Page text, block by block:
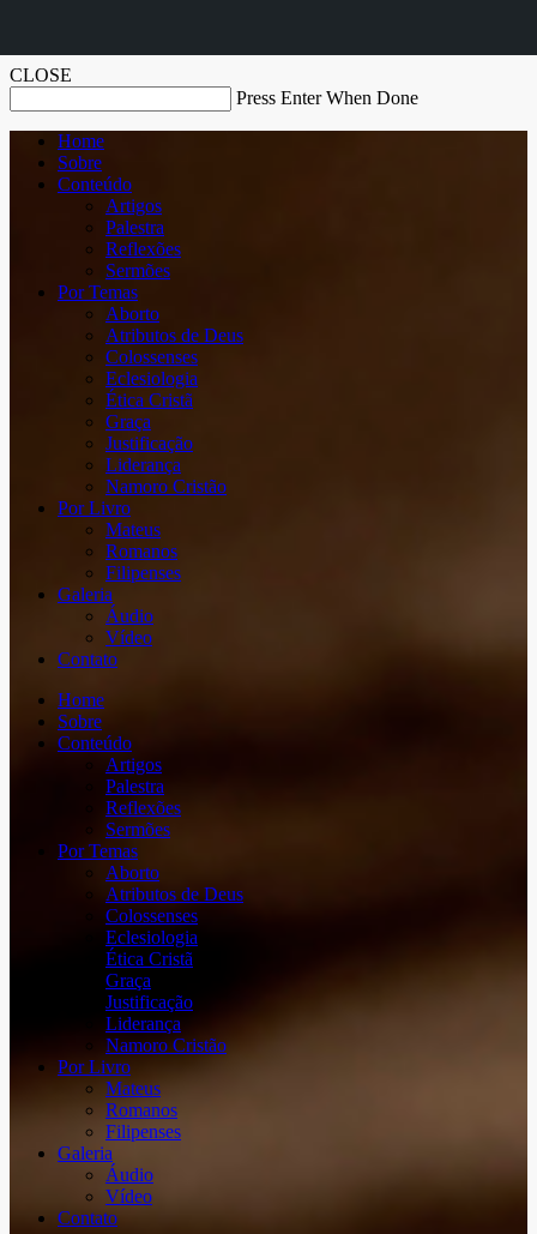
CLOSE
Press Enter When Done
Home
Sobre
Conteúdo
Artigos
Palestra
Reflexões
Sermões
Por Temas
Aborto
Atributos de Deus
Colossenses
Eclesiologia
Ética Cristã
Graça
Justificação
Liderança
Namoro Cristão
Por Livro
Mateus
Romanos
Filipenses
Galeria
Áudio
Vídeo
Contato
Home
Sobre
Conteúdo
Artigos
Palestra
Reflexões
Sermões
Por Temas
Aborto
Atributos de Deus
Colossenses
Eclesiologia
Ética Cristã
Graça
Justificação
Liderança
Namoro Cristão
Por Livro
Mateus
Romanos
Filipenses
Galeria
Áudio
Vídeo
Contato